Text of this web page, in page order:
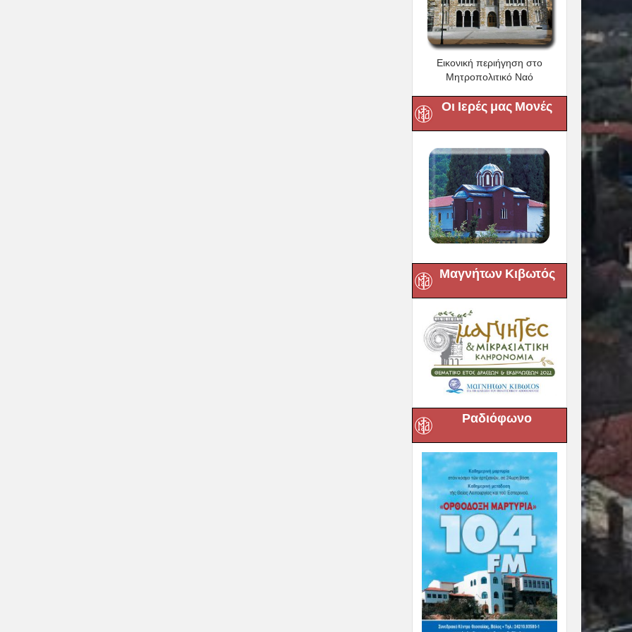
Εικονική περιήγηση στο
Μητροπολιτικό Ναό
Οι Ιερές μας Μονές
Μαγνήτων Κιβωτός
Ραδιόφωνο